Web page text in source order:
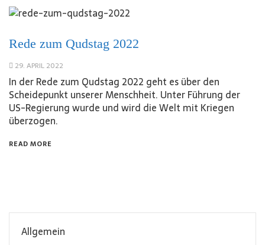
Rede zum Qudstag 2022
29. APRIL 2022
In der Rede zum Qudstag 2022 geht es über den
Scheidepunkt unserer Menschheit. Unter Führung der
US-Regierung wurde und wird die Welt mit Kriegen
überzogen.
READ MORE
Allgemein